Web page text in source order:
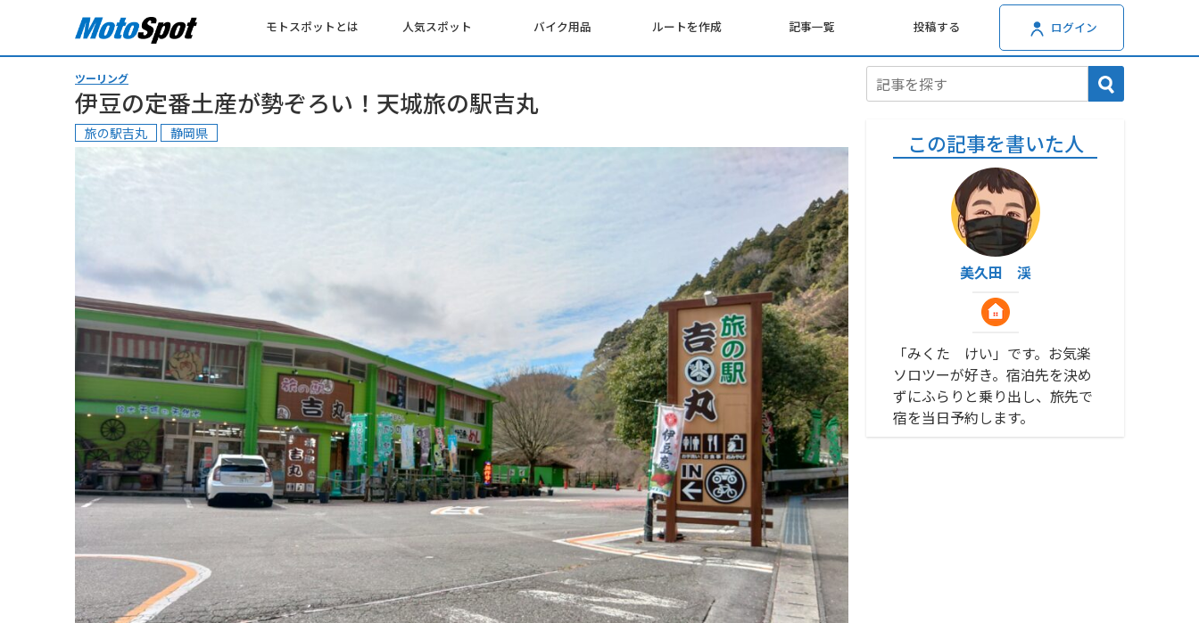
モトスポットとは 人気スポット バイク用品 ルートを作成 記事一覧 投稿する ログイン
ツーリング
伊豆の定番土産が勢ぞろい！天城旅の駅吉丸
旅の駅吉丸 静岡県 この記事を書いた人
美久田 渓
「みくた けい」です。お気楽
ソロツーが好き。宿泊先を決め
ずにふらりと乗り出し、旅先で
宿を当日予約します。